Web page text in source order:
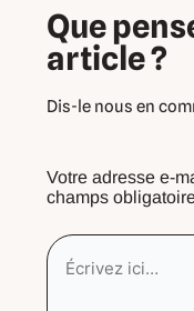
Que
article ?
Votre adresse e-
champs
Écrivez
ici…